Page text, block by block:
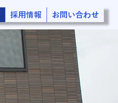
採用情報 お問い合わせ